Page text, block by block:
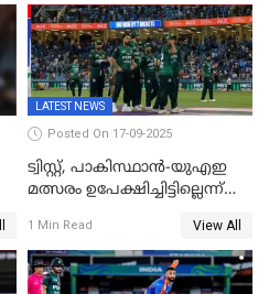
LATEST NEWS
Posted On 17-09-2025
ട്വിസ്റ്റ്, പാകിസ്ഥാൻ-യുഎഇ
മത്സരം ഉപേക്ഷിച്ചിട്ടില്ലെന്ന്
വൈകും; പാക് ടീം ഹോട്ടലിൽ
നിന്ന് ഇറങ്ങിയതായി റിപ്പോർട്ട്
1 Min Read View All